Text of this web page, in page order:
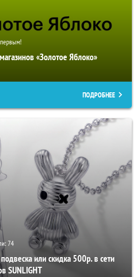
«Золотое Яблоко»
ПОДРОБНЕЕ
74
или скидка 500р. в сети
SUNLIGHT